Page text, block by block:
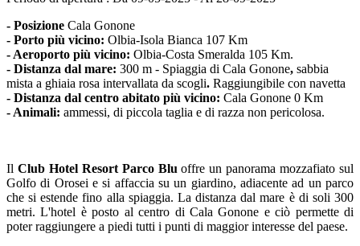
- Posizione Cala Gonone
- Porto più vicino: Olbia-Isola Bianca 107 Km
- Aeroporto più vicino: Olbia-Costa Smeralda 105 Km.
- Distanza dal mare: 300 m - Spiaggia di Cala Gonone, sabbia
mista a ghiaia rosa intervallata da scogli. Raggiungibile con navetta
- Distanza dal centro abitato più vicino: Cala Gonone 0 Km
- Animali: ammessi, di piccola taglia e di razza non pericolosa.
Il Club Hotel Resort Parco Blu offre un panorama mozzafiato sul
Golfo di Orosei e si affaccia su un giardino, adiacente ad un parco
che si estende fino alla spiaggia. La distanza dal mare è di soli 300
metri. L'hotel è posto al centro di Cala Gonone e ciò permette di
poter raggiungere a piedi tutti i punti di maggior interesse del paese.